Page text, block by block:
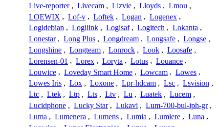
Live-reporter , Livecam , Lizvie , Lloyds , Lmou ,
LOEWIX , Lof-v , Loftek , Logan , Logenex ,
Logidebian , Logilink , Logisaf , Logitech , Lokanta ,
Lonestar , Long Plus , Longdream , Longsafe , Longse ,
Longshine , Longteam , Lonrock , Look , Loosafe ,
Lorensen-01 , Lorex , Loryta , Lotus , Louance ,
Louwice , Loveday Smart Home , Lowcam , Lowes ,
Lowes Iris , Lox , Loxone , Lpr-hdcam , Lsc , Lsvision ,
Ltc , Ltek , Ltp , Lts , Ltv , Lu , Luatek , Lucem ,
Lucidphone , Lucky Star , Lukavi , Lum-700-bul-iph-gr ,
Luma , Lumenera , Lumens , Lumia , Lumiere , Luna ,